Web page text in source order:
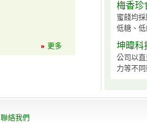
更多
梅香珍
蜜餞均
低糖、
坤暐科
公司以
力等不
聯絡我們